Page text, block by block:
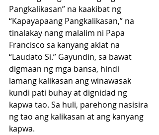
Pangkalikasan” na kaakibat ng
“Kapayapaang Pangkalikasan,” na
tinalakay nang malalim ni Papa
Francisco sa kanyang aklat na
“Laudato Si.” Gayundin, sa bawat
digmaan ng mga bansa, hindi
lamang kalikasan ang winawasak
kundi pati buhay at dignidad ng
kapwa tao. Sa huli, parehong nasisira
ng tao ang kalikasan at ang kanyang
kapwa.